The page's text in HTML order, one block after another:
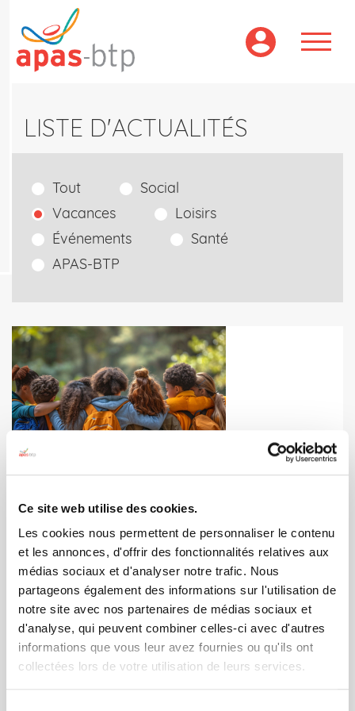
Ce site web utilise des cookies.
Les cookies nous permettent de personnaliser le contenu
et les annonces, d'offrir des fonctionnalités relatives aux
médias sociaux et d'analyser notre trafic. Nous
partageons également des informations sur l'utilisation de
notre site avec nos partenaires de médias sociaux et
d'analyse, qui peuvent combiner celles-ci avec d'autres
informations que vous leur avez fournies ou qu'ils ont
collectées lors de votre utilisation de leurs services.
contenu
principal
LISTE D'ACTUALITÉS
Tout
Social
Vacances
Loisirs
Événements
Santé
APAS-BTP
ENFANTS & JEUNES
Dans les coulisses des colonies de vacances APAS-
*/ Vacances · Séjours enfants & jeunes Dans les coulisses
des colonies de vacances APAS-BTP Depuis des décennies,
nos…
30/03/2026